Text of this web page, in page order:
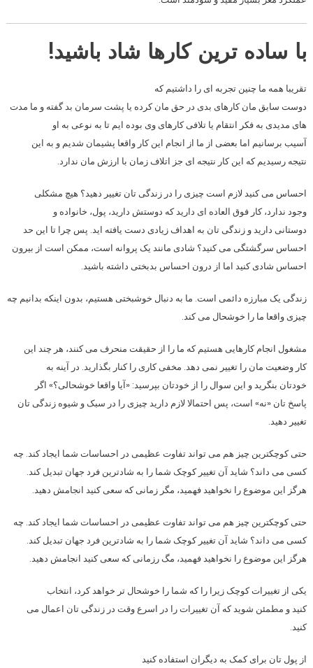
با ساده ترین کارها شاد باشید!
تقریبا همه ما چنین تجربه ای را داشتیم که
دوست سابق مان کارهای بدی در حق مان کرده یا پشت سرمان بد گفته و ما مدت
های مدیدی به فکر انتقام یا تلافی کارهای وی بوده ایم تا به نوعی به او
آسیب برسانیم اما بعضی از ما از انجام این کار واقعا پشیمان شدیم و به این
نتیجه رسیدیم که این کار نتیجه ای جز اتلاف زمان با ارزش مان ندارد.
احساس می کنید لازم است چیزی را در زندگی تان تغییر دهید؟ هیچ مشکلی
وجود ندارد، کار فوق العاده ای دارید که دوستش دارید، پول، خانواده و
دوستانی دارید و زندگی تان به اهداف زیادی دست یافته اید. پس چرا تا این حد
احساس سرگشتگی می کنید؟ شادی مانند یک پروانه است، ممکن است از بیرون
احساس شادی کنید اما از درون احساس بدبختی داشته باشید.
زندگی یک مبارزه دائمی است. ما به دنبال خوشبختی هستیم، بدون اینکه بدانیم چه
چیزی واقعا ما را خوشحال می کند.
مشغول انجام کارهایی هستیم که ما را از حقیقت منحرف می کنند، هر چند این
کار وضعیت مان را تغییر نمی دهد. مخفی کاری را کنار بگذارید. در آینه به
خودتان بنگرید و این سوال را از خودتان بپرسید: «آیا واقعا خوشحالی؟» اگر
پاسخ تان «نه» است، پس احتمالا لازم دارید چیزی را در سبک و شیوه زندگی تان
تغییر دهید.
حتی کوچکترین چیز هم می تواند تفاوت عظیمی در احساسات شما ایجاد کند. چه
کسی می داند؟ شاید آن تغییر کوچک شما را به شادترین فرد جهان تبدیل کند.
هرگز این موضوع را نخواهید فهمید، مگر زمانی که سعی کنید انجامش دهید.
حتی کوچکترین چیز هم می تواند تفاوت عظیمی در احساسات شما ایجاد کند. چه
کسی می داند؟ شاید آن تغییر کوچک شما را به شادترین فرد جهان تبدیل کند.
هرگز این موضوع را نخواهید فهمید، مگ رزمانی که سعی کنید انجامش دهید.
یکی از تغییرات کوچک زیرا را که شما را خوشحال تر خواهد کرد، انتخاب
کنید و مطمئن شوید که آن تغییرات را در اسرع وقت در زندگی تان اعمال می
کنید.
از پول تان برای کمک به دیگران استفاده کنید